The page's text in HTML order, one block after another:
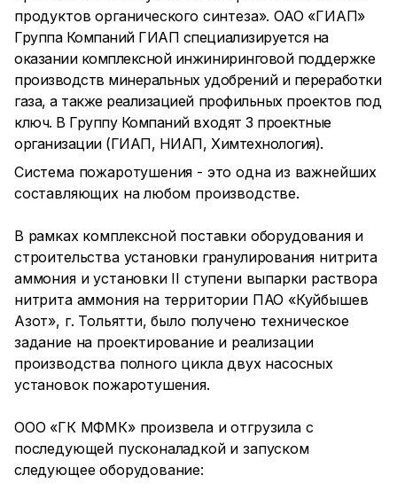
продуктов органического синтеза». ОАО «ГИАП»
Группа Компаний ГИАП специализируется на
оказании комплексной инжиниринговой поддержке
производств минеральных удобрений и переработки
газа, а также реализацией профильных проектов под
ключ. В Группу Компаний входят 3 проектные
организации (ГИАП, НИАП, Химтехнология).
Система пожаротушения - это одна из важнейших
составляющих на любом производстве.
В рамках комплексной поставки оборудования и
строительства установки гранулирования нитрита
аммония и установки II ступени выпарки раствора
нитрита аммония на территории ПАО «Куйбышев
Азот», г. Тольятти, было получено техническое
задание на проектирование и реализации
производства полного цикла двух насосных
установок пожаротушения.
ООО «ГК МФМК» произвела и отгрузила с
последующей пусконаладкой и запуском
следующее оборудование: